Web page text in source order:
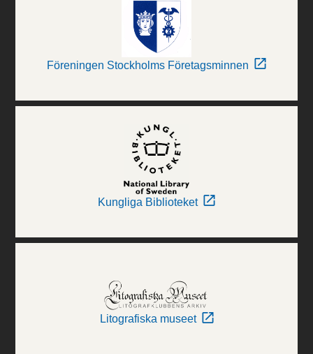
Föreningen Stockholms Företagsminnen
Kungliga Biblioteket
Litografiska museet